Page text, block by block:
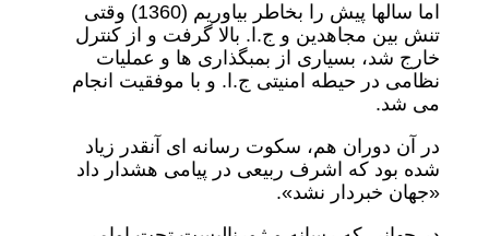
اما سالها پیش را بخاطر بیاوریم (1360) وقتی
تنش بین مجاهدین و ج.ا. بالا گرفت و از کنترل
خارج شد، بسیاری از بمبگذاری ها و عملیات
نظامی در حیطه امنیتی ج.ا. و با موفقیت انجام
می شد.
در آن دوران هم، سکوت رسانه ای آنقدر زیاد
شده بود که اشرف ربیعی در پیامی هشدار داد
«جهان خبردار نشد».